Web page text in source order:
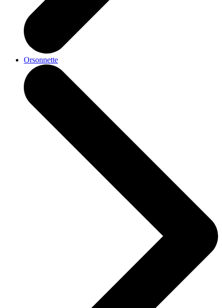
Orsonnette